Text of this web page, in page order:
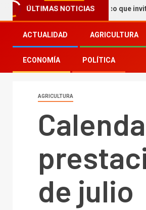
ÚLTIMAS NOTICIAS
un circuito turístico que invita a
ACTUALIDAD AGRICULTURA
ECONOMÍA POLÍTICA
AGRICULTURA
de julio